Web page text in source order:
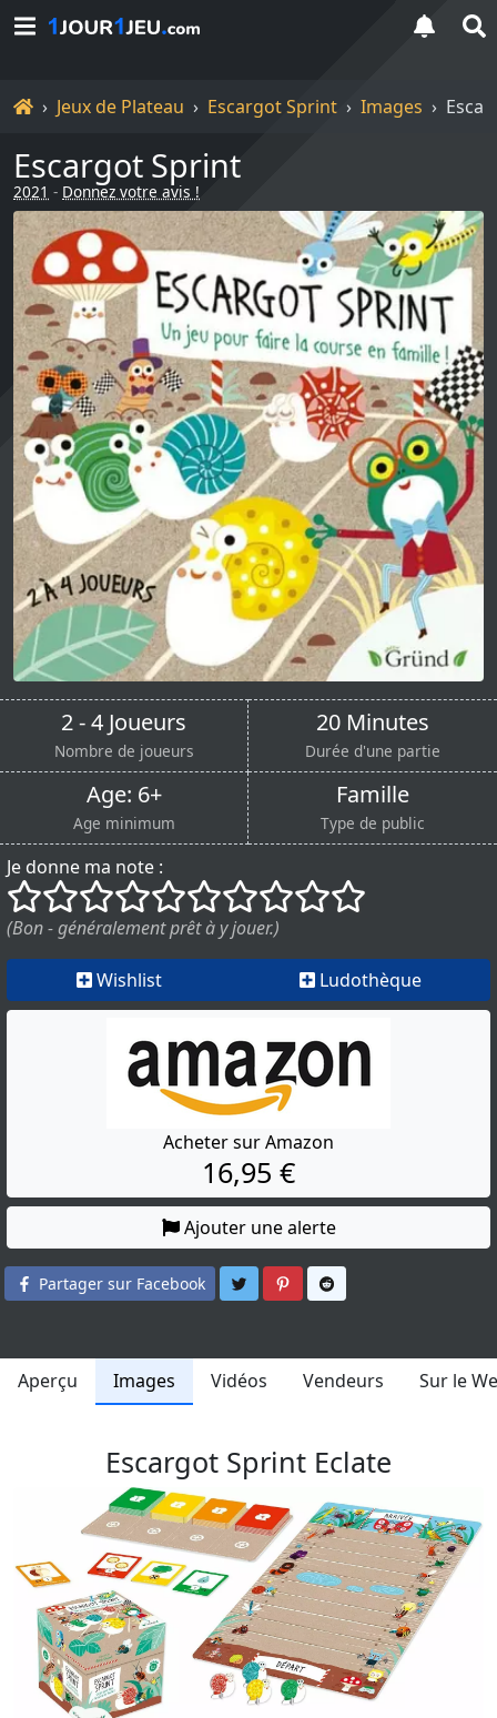
Accueil
Jeux de Plateau Escargot Sprint Images
Escargot Sprint
2021 - Donnez votre avis !
2 - 4 Joueurs
Nombre de joueurs
20 Minutes
Durée d'une partie
Age: 6+
Age minimum
Famille
Type de public
Je donne ma note :
()
() () () () () () () ()
()
(Bon - généralement prêt à y jouer.)
Wishlist Ludothèque
Acheter sur Amazon
16,95 €
Ajouter une alerte
Partager sur Facebook Partager sur Twitter
Partager sur Pinterest
Aperçu Images Vidéos Vendeurs Sur le
Escargot Sprint Eclate